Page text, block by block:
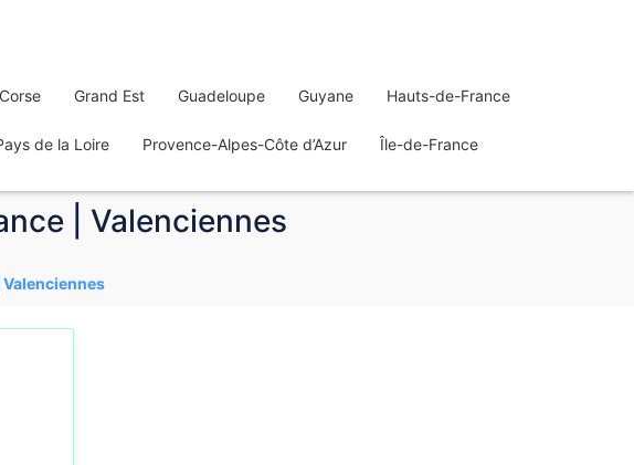
Corse Grand Est Guadeloupe Guyane Hauts-de-France
de la Loire Provence-Alpes-Côte d’Azur Île-de-France
| Valenciennes